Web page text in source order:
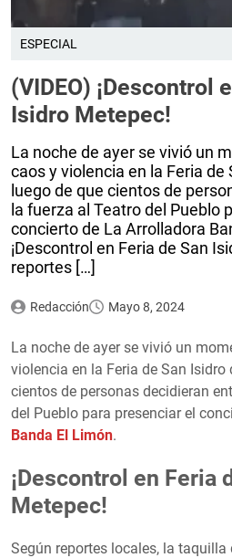
ESPECIAL
(VIDEO) ¡Descontrol
Isidro Metepec!
La noche de ayer se vivió un
caos y violencia en la Feria
luego de que cientos de
la fuerza al Teatro del Pueblo
concierto de La Arrolladora
¡Descontrol en Feria de San
reportes […]
Redacción Mayo 8, 2024
La noche de ayer se vivió un
violencia en la Feria de San Isidro
cientos de personas decidieran
del Pueblo para presenciar el
Banda El Limón.
¡Descontrol en Feria
Metepec!
Según reportes locales, la